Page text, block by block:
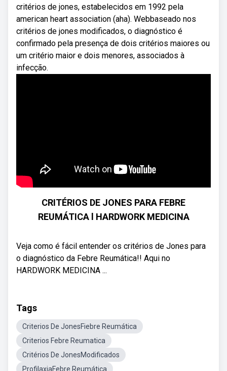
critérios de jones, estabelecidos em 1992 pela
american heart association (aha). Webbaseado nos
critérios de jones modificados, o diagnóstico é
confirmado pela presença de dois critérios maiores ou
um critério maior e dois menores, associados à
infecção.
CRITÉRIOS DE JONES PARA FEBRE
REUMÁTICA l HARDWORK MEDICINA
Veja como é fácil entender os critérios de Jones para
o diagnóstico da Febre Reumática!! Aqui no
HARDWORK MEDICINA ...
Tags
Criterios De JonesFiebre Reumática
Criterios Febre Reumatica
Critérios De JonesModificados
ProfilaxiaFebre Reumática